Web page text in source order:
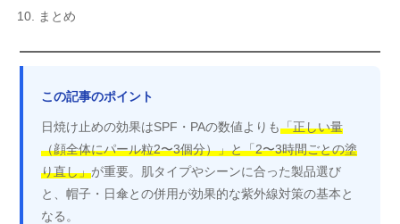
まとめ
この記事のポイント
日焼け止めの効果はSPF・PAの数値よりも「正しい量
（顔全体にパール粒2〜3個分）」と「2〜3時間ごとの塗
り直し」が重要。肌タイプやシーンに合った製品選び
と、帽子・日傘との併用が効果的な紫外線対策の基本と
なる。